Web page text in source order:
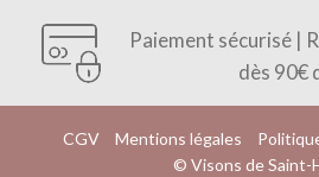
Paiement sécurisé |
dès 90€
CGV Mentions légales
© Visons de Saint-